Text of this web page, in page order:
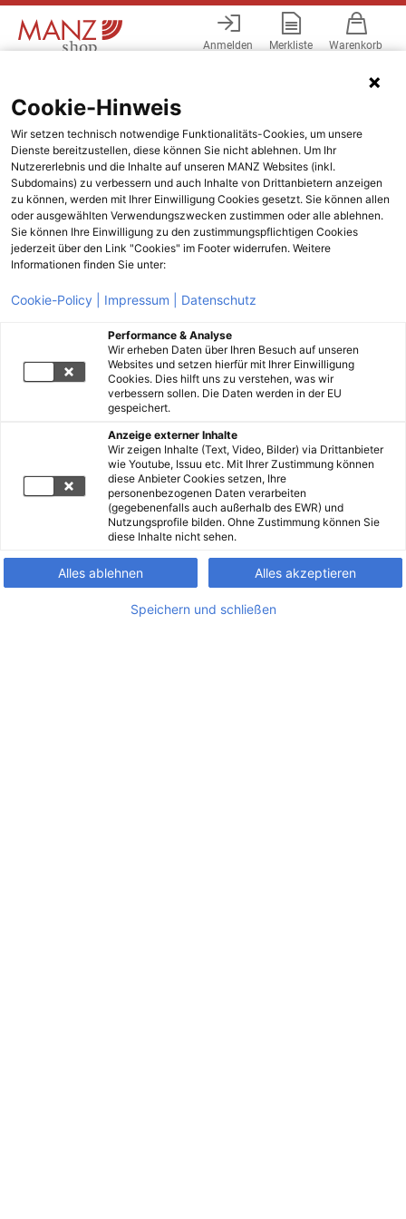
Anmelden Merkliste Warenkorb
Cookie-Hinweis
Wir setzen technisch notwendige Funktionalitäts-Cookies, um unsere
Dienste bereitzustellen, diese können Sie nicht ablehnen. Um Ihr
Nutzererlebnis und die Inhalte auf unseren MANZ Websites (inkl.
Subdomains) zu verbessern und auch Inhalte von Drittanbietern anzeigen
zu können, werden mit Ihrer Einwilligung Cookies gesetzt. Sie können allen
oder ausgewählten Verwendungszwecken zustimmen oder alle ablehnen.
Sie können Ihre Einwilligung zu den zustimmungspflichtigen Cookies
jederzeit über den Link "Cookies" im Footer widerrufen. Weitere
Informationen finden Sie unter:
Cookie-Policy | Impressum | Datenschutz
Performance & Analyse
Wir erheben Daten über Ihren Besuch auf unseren
Websites und setzen hierfür mit Ihrer Einwilligung
Cookies. Dies hilft uns zu verstehen, was wir
verbessern sollen. Die Daten werden in der EU
gespeichert.
Anzeige externer Inhalte
Wir zeigen Inhalte (Text, Video, Bilder) via Drittanbieter
wie Youtube, Issuu etc. Mit Ihrer Zustimmung können
diese Anbieter Cookies setzen, Ihre
personenbezogenen Daten verarbeiten
(gegebenenfalls auch außerhalb des EWR) und
Nutzungsprofile bilden. Ohne Zustimmung können Sie
diese Inhalte nicht sehen.
Alles ablehnen Alles akzeptieren
Speichern und schließen